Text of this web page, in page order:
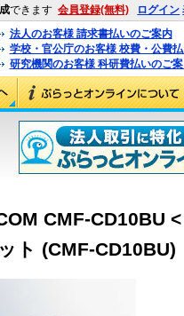
できます 会員登録(無料) ログイン
法人のお客様 請求書払いのご案内
学校・官公庁のお客様 校費・公費
研究機関のお客様 科研費払いのご
CMF-CD10BU
ト (CMF-CD10BU)